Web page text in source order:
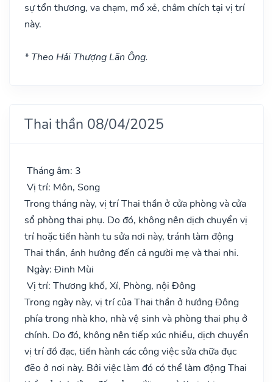
sự tổn thương, va chạm, mổ xẻ, châm chích tại vị trí
này.
* Theo Hải Thượng Lãn Ông.
Thai thần 08/04/2025
Tháng âm: 3
Vị trí: Môn, Song
Trong tháng này, vị trí Thai thần ở cửa phòng và cửa
sổ phòng thai phụ. Do đó, không nên dịch chuyển vị
trí hoặc tiến hành tu sửa nơi này, tránh làm động
Thai thần, ảnh hưởng đến cả người mẹ và thai nhi.
Ngày: Đinh Mùi
Vị trí: Thương khố, Xí, Phòng, nội Đông
Trong ngày này, vị trí của Thai thần ở hướng Đông
phía trong nhà kho, nhà vệ sinh và phòng thai phụ ở
chính. Do đó, không nên tiếp xúc nhiều, dịch chuyển
vị trí đồ đạc, tiến hành các công việc sửa chữa đục
đẽo ở nơi này. Bởi việc làm đó có thể làm động Thai